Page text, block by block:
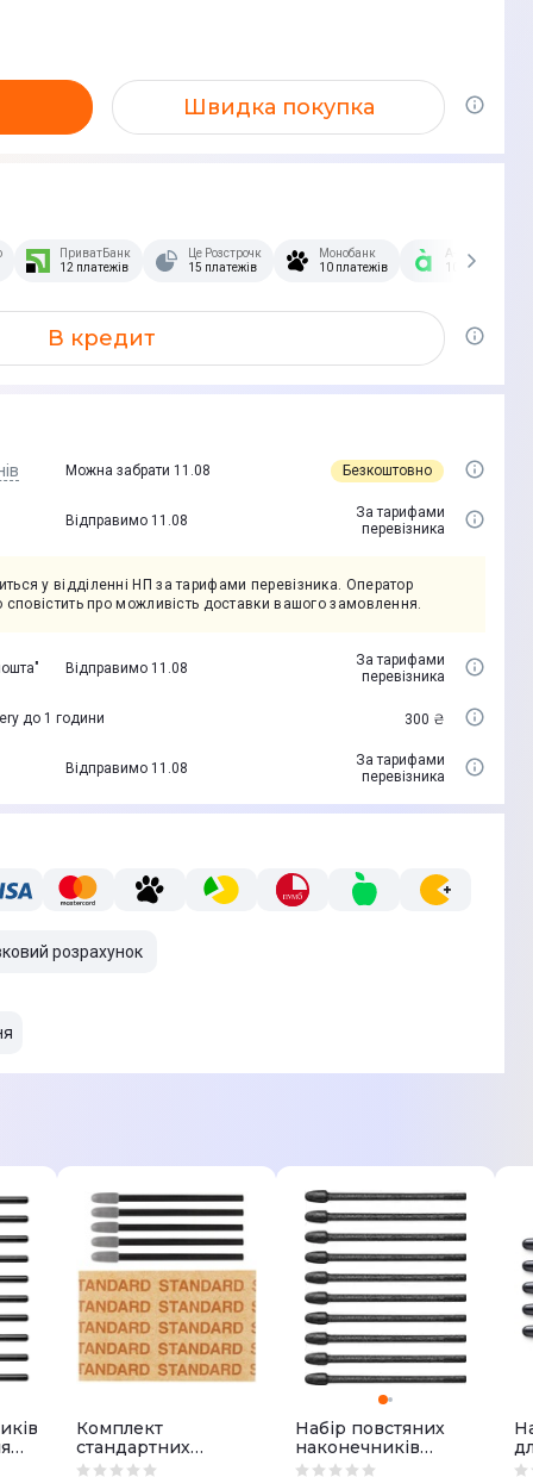
Швидка покупка
Скибочка.
ПриватБанк
12 платежів
Це Розстрочка
15 платежів
Монобанк
10 платежів
А-Банк
10 платежів
В кредит
Можна забрати 11.08 Безкоштовно
Відправимо 11.08
За тарифами
перевізника
у відділенні НП за тарифами перевізника. Оператор
сповістить про можливість доставки вашого замовлення.
Відправимо 11.08
За тарифами
перевізника
до 1 години 300 ₴
Відправимо 11.08
За тарифами
перевізника
розрахунок
Комплект
стандартних
наконечників для
Набір повстяних
наконечників
Wacom для One